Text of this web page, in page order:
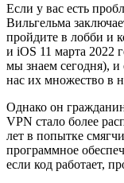
Если у вас есть
Вильгельма
пройдите в лобби и
и iOS 11 марта 2022
мы знаем сегодня), и
нас их множество в
Однако он
VPN стало более
лет в попытке
программное
если код работает,